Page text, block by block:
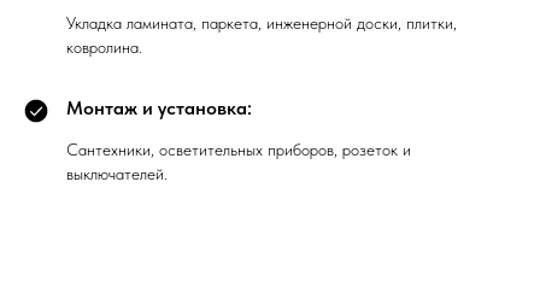
Укладка ламината, паркета, инженерной доски, плитки,
ковролина.
Монтаж и установка:
Сантехники, осветительных приборов, розеток и
выключателей.